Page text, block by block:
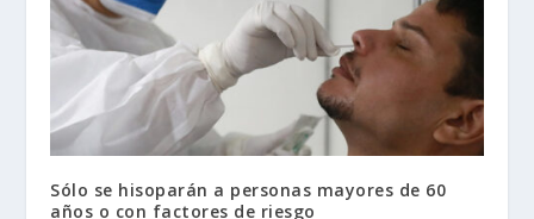
Sólo se hisoparán a personas mayores de 60
años o con factores de riesgo